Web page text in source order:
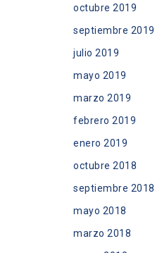
octubre 2019
septiembre 2019
julio 2019
mayo 2019
marzo 2019
febrero 2019
enero 2019
octubre 2018
septiembre 2018
mayo 2018
marzo 2018